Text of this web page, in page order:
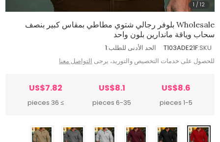
1 /12
Wholesale بلوفر رجالي شتوي مطاطي بمقاس كبير بنصف
سحاب وياقة ماندارين بلون واحد
SKU:
T103ADE21F الحد الأدنى للطلب:1
للحصول على خدمات التخصيص والتوريد، يرجى التواصل معنا
US$8.6
1-5 pieces
US$8.1
6-35 pieces
US$7.82
≥ 36 pieces